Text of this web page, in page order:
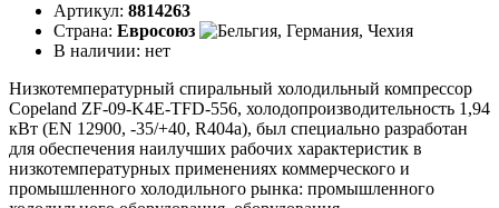
Артикул: 8814263
Страна: Евросоюз
В наличии: нет
Низкотемпературный спиральный холодильный компрессор
Copeland ZF-09-K4E-TFD-556, холодопроизводительность 1,94
кВт (EN 12900, -35/+40, R404a), был специально разработан
для обеспечения наилучших рабочих характеристик в
низкотемпературных применениях коммерческого и
промышленного холодильного рынка: промышленного